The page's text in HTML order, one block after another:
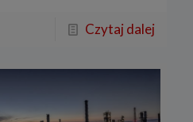
Czytaj dalej